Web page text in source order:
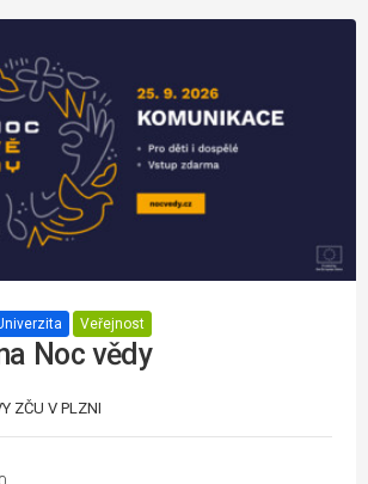
Veřejnost
Noc vědy
ZČU V PLZNI